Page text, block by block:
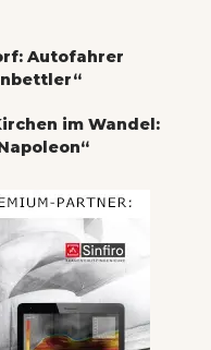
Autofahrer
im Wandel: